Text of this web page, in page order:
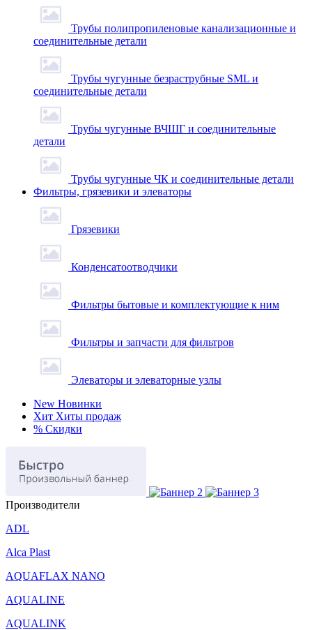
Трубы полипропиленовые канализационные и
соединительные детали
Трубы чугунные безраструбные SML и
соединительные детали
Трубы чугунные ВЧШГ и соединительные
детали
Трубы чугунные ЧК и соединительные детали
Фильтры, грязевики и элеваторы
Грязевики
Конденсатоотводчики
Фильтры бытовые и комплектующие к ним
Фильтры и запчасти для фильтров
Элеваторы и элеваторные узлы
New Новинки
Хит Хиты продаж
% Скидки
Производители
ADL
Alca Plast
AQUAFLAX NANO
AQUALINE
AQUALINK